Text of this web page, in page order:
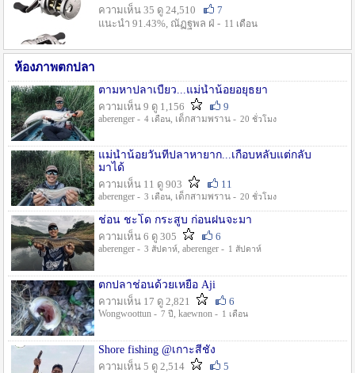
ความเห็น 35 ดู 24,510
7
แนะนำ 91.43%, ณัฏฐพล ฝ่ - 11 เดือน
ห้องภาพตกปลา
ตามหาปลาเบี้ยว...แม่น้ำน้อยอยุธยา
ความเห็น 9 ดู 1,156
9
aberenger - 4 เดือน, เด็กสามพราน - 20 ชั่วโมง
แม่น้ำน้อยวันที่ปลาหายาก...เกือบหลับแต่กลับ
มาได้
ความเห็น 11 ดู 903
11
aberenger - 3 เดือน, เด็กสามพราน - 20 ชั่วโมง
ช่อน ชะโด กระสูบ ก่อนฝนจะมา
ความเห็น 6 ดู 305
6
aberenger - 3 สัปดาห์, aberenger - 1 สัปดาห์
ตกปลาช่อนด้วยเหยื่อ Aji
ความเห็น 17 ดู 2,821
6
Wongwoottun - 7 ปี , kaewnon - 1 เดือน
Shore fishing @เกาะสีชัง
ความเห็น 5 ดู 2,514
5